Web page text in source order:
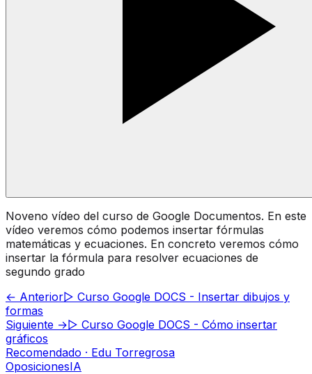
Noveno vídeo del curso de Google Documentos. En este
vídeo veremos cómo podemos insertar fórmulas
matemáticas y ecuaciones. En concreto veremos cómo
insertar la fórmula para resolver ecuaciones de
segundo grado
← Anterior▷ Curso Google DOCS - Insertar dibujos y
formas
Siguiente →▷ Curso Google DOCS - Cómo insertar
gráficos
Recomendado · Edu Torregrosa
OposicionesIA